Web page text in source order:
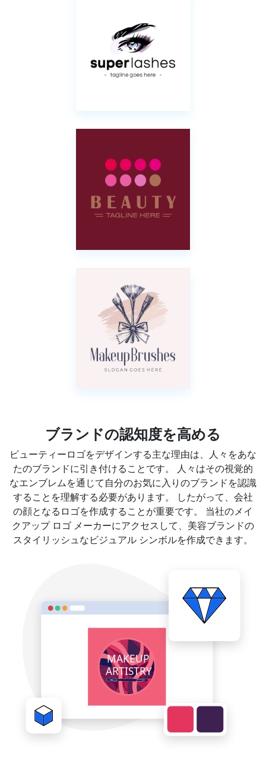
ブランドの認知度を高める
ビューティーロゴをデザインする主な理由は、人々をあな
たのブランドに引き付けることです。 人々はその視覚的
なエンブレムを通じて自分のお気に入りのブランドを認識
することを理解する必要があります。 したがって、会社
の顔となるロゴを作成することが重要です。 当社のメイ
クアップ ロゴ メーカーにアクセスして、美容ブランドの
スタイリッシュなビジュアル シンボルを作成できます。